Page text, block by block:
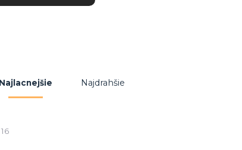
Najlacnejšie Najdrahšie